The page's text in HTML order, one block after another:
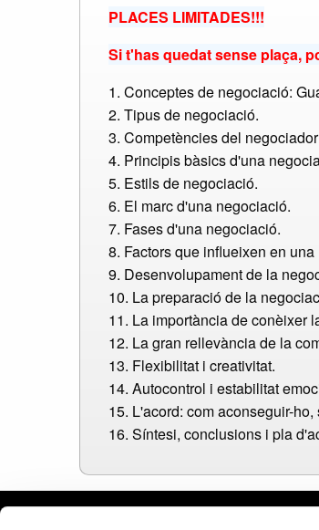
PLACES LIMITADES!!!
Si t'has quedat sense plaça,
1. Conceptes de negociació:
2. Tipus de negociació.
3. Competències del
4. Principis bàsics d'una
5. Estils de negociació.
6. El marc d'una negociació.
7. Fases d'una negociació.
8. Factors que influeixen en
9. Desenvolupament de la
10. La preparació de la
11. La importància de conèixer
12. La gran rellevància de la
13. Flexibilitat i creativitat.
14. Autocontrol i estabilitat
15. L'acord: com aconseguir-
16. Síntesi, conclusions i pla